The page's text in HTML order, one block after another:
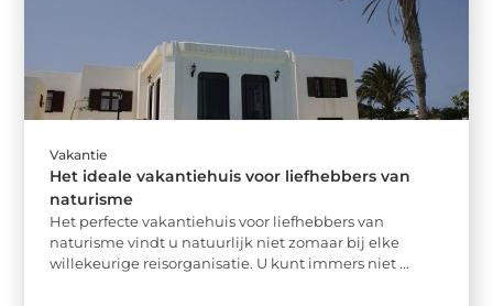
Vakantie
Het ideale vakantiehuis voor liefhebbers van
naturisme
Het perfecte vakantiehuis voor liefhebbers van
naturisme vindt u natuurlijk niet zomaar bij elke
willekeurige reisorganisatie. U kunt immers niet ...